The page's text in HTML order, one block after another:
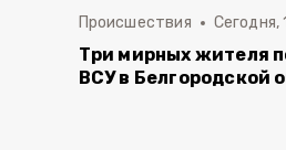
Происшествия Сегодня,
Три мирных жителя
ВСУ в Белгородской